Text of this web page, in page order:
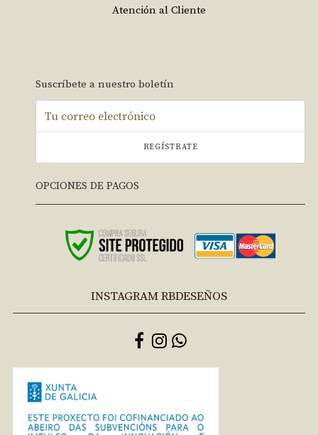
Atención al Cliente
Suscríbete a nuestro boletín
REGÍSTRATE
OPCIONES DE PAGOS
INSTAGRAM RBDESEÑOS